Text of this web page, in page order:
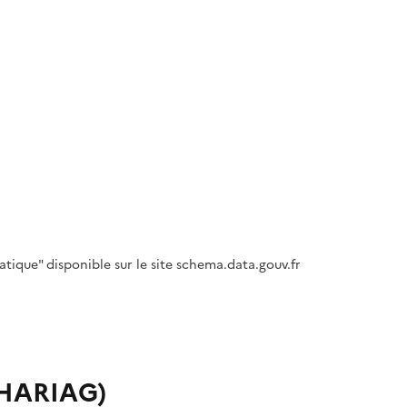
disponible sur le site schema.data.gouv.fr